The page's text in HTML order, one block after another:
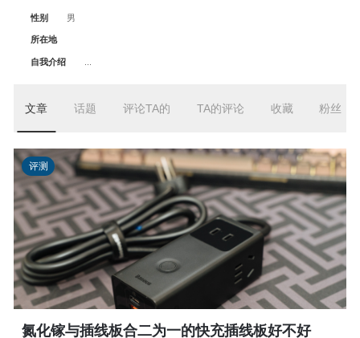
性别 男
所在地
自我介绍
文章 话题 评论TA的 TA的评论 收藏 粉丝
评测
氮化镓与插线板合二为一的快充插线板好不好